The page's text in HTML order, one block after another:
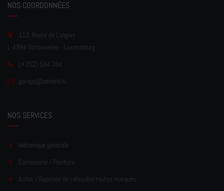
NOS COORDONNÉES
113, Route de Longwy
L-4994 Schouweiler - Luxembourg
(+352) 584 384
garage@pereira.lu
NOS SERVICES
Mécanique générale
Carrosserie / Peinture
Achat / Reprises de véhicules toutes marques